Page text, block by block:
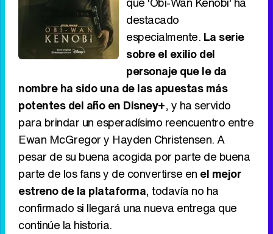
destacado
especialmente. La serie
sobre el exilio del
personaje que le da
nombre ha sido una de las apuestas más
potentes del año en Disney+, y ha servido
para brindar un esperadísimo reencuentro entre
Ewan McGregor y Hayden Christensen. A
pesar de su buena acogida por parte de buena
parte de los fans y de convertirse en el mejor
estreno de la plataforma, todavía no ha
confirmado si llegará una nueva entrega que
continúe la historia.